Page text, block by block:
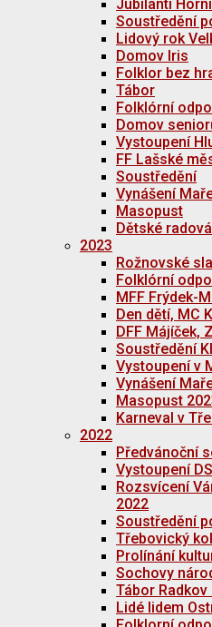
Jubilanti
Soustředění
Lidový rok
Domov Iris
Folklor bez
Tábor
Folklórní
Domov
Vystoupení
FF Lašské
Soustředění
Vynášení
Masopust
Dětské
2023
Rožnovské
Folklórní
MFF Frýdek-
Den dětí, MC
DFF Májíček,
Soustředění
Vystoupení v
Vynášení
Masopust
Karneval v
2022
Předvánoční
Vystoupení
Rozsvícení
2022
Soustředění
Třebovický
Prolínání
Sochovy
Tábor
Lidé lidem